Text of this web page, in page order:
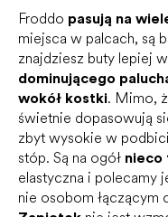
Froddo pasują na
miejsca w palcach, są
znajdziesz buty lepiej
dominującego
wokół kostki. Mimo,
świetnie dopasowują
zbyt wysokie w
stóp. Są na ogół nieco
elastyczna i polecamy
nie osobom łączącym